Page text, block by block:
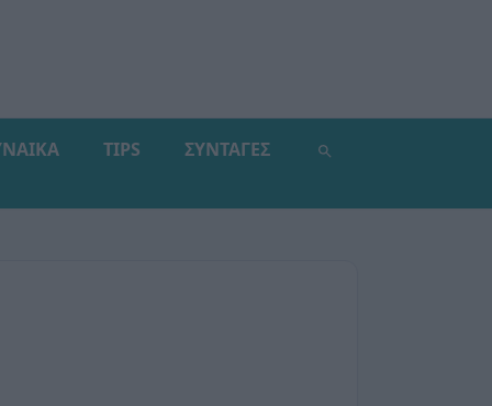
TIPS ΣΥΝΤΑΓΕΣ